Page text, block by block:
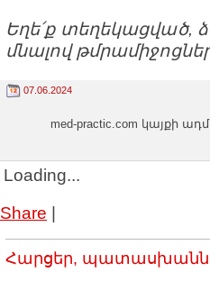
Եղե՛ք տեղեկացված,
մնալով
07.06.2024
med-practic.com կայքի
Loading...
Share |
Հարցեր,